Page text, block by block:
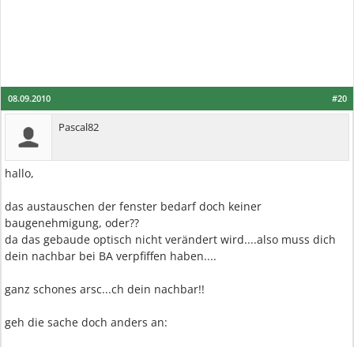
#20
08.09.2010
Pascal82
hallo,
das austauschen der fenster bedarf doch keiner
baugenehmigung, oder??
da das gebaude optisch nicht verändert wird....also muss dich
dein nachbar bei BA verpfiffen haben....
ganz schones arsc...ch dein nachbar!!
geh die sache doch anders an: